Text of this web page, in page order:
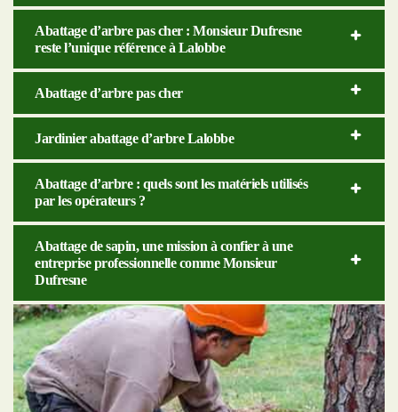
Abattage d’arbre pas cher : Monsieur Dufresne
reste l’unique référence à Lalobbe
Abattage d’arbre pas cher
Jardinier abattage d’arbre Lalobbe
Abattage d’arbre : quels sont les matériels utilisés
par les opérateurs ?
Abattage de sapin, une mission à confier à une
entreprise professionnelle comme Monsieur
Dufresne